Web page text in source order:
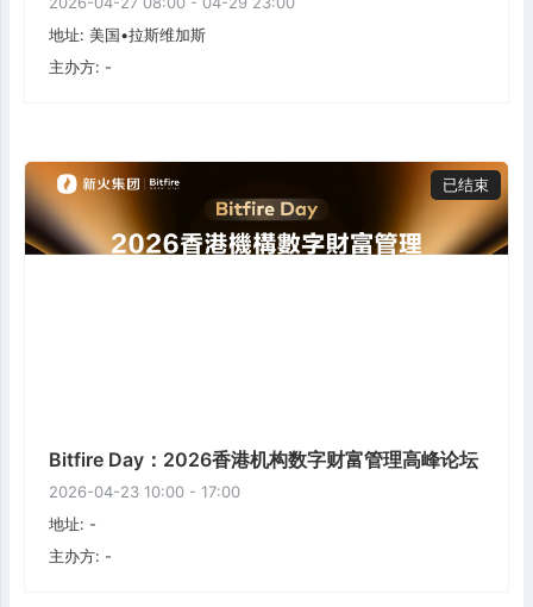
地址: 美国•拉斯维加斯
主办方: -
已结束
Bitfire Day：2026香港机构数字财富管理高峰论坛
2026-04-23 10:00 - 17:00
地址: -
主办方: -